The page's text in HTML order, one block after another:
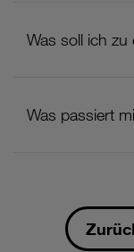
Was soll ich
Was passiert